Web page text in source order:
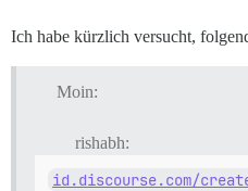
Ich habe kürzlich versucht,
Moin:
rishabh:
id.discourse.com/